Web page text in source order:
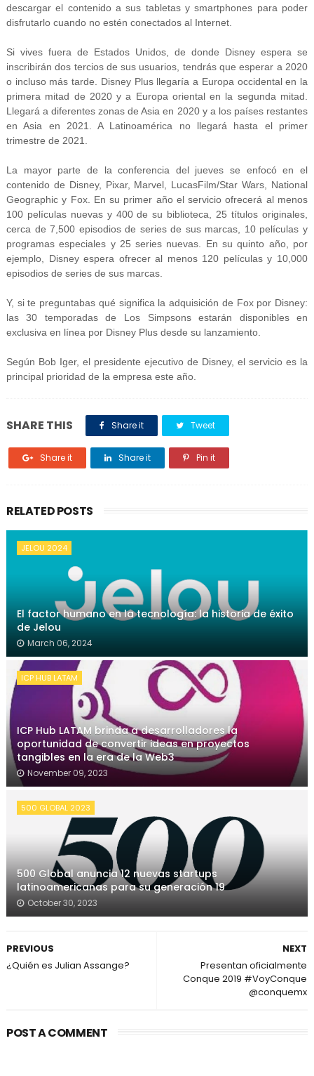
descargar el contenido a sus tabletas y smartphones para poder
disfrutarlo cuando no estén conectados al Internet.
Si vives fuera de Estados Unidos, de donde Disney espera se
inscribirán dos tercios de sus usuarios, tendrás que esperar a 2020
o incluso más tarde. Disney Plus llegaría a Europa occidental en la
primera mitad de 2020 y a Europa oriental en la segunda mitad.
Llegará a diferentes zonas de Asia en 2020 y a los países restantes
en Asia en 2021. A Latinoamérica no llegará hasta el primer
trimestre de 2021.
La mayor parte de la conferencia del jueves se enfocó en el
contenido de Disney, Pixar, Marvel, LucasFilm/Star Wars, National
Geographic y Fox. En su primer año el servicio ofrecerá al menos
100 películas nuevas y 400 de su biblioteca, 25 títulos originales,
cerca de 7,500 episodios de series de sus marcas, 10 películas y
programas especiales y 25 series nuevas. En su quinto año, por
ejemplo, Disney espera ofrecer al menos 120 películas y 10,000
episodios de series de sus marcas.
Y, si te preguntabas qué significa la adquisición de Fox por Disney:
las 30 temporadas de Los Simpsons estarán disponibles en
exclusiva en línea por Disney Plus desde su lanzamiento.
Según Bob Iger, el presidente ejecutivo de Disney, el servicio es la
principal prioridad de la empresa este año.
SHARE THIS Share it Tweet
Share it Share it Pin it
RELATED POSTS
JELOU 2024
El factor humano en la tecnología: la historia de éxito
de Jelou
March 06, 2024
ICP HUB LATAM
ICP Hub LATAM brinda a desarrolladores la
oportunidad de convertir ideas en proyectos
tangibles en la era de la Web3
November 09, 2023
500 GLOBAL 2023
500 Global anuncia 12 nuevas startups
latinoamericanas para su generación 19
October 30, 2023
NEXT
Presentan oficialmente
Conque 2019 #VoyConque
@conquemx
PREVIOUS
¿Quién es Julian Assange?
POST A COMMENT